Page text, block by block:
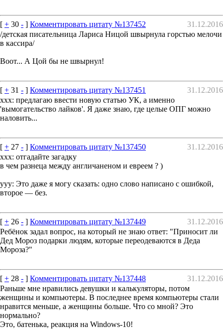
[ + 30 - ] Комментировать цитату №137452
31.12.2016
/детская писательница Лариса Ницой швырнула горстью мелочи
в кассира/
Воот... А Цой бы не швырнул!
[ + 31 - ] Комментировать цитату №137451
31.12.2016
ххх: предлагаю ввести новую статью УК, а именно
'вымогательство лайков'. Я даже знаю, где целые ОПГ можно
наловить...
[ + 27 - ] Комментировать цитату №137450
31.12.2016
xxx: отгадайте загадку
в чем разнeца между англичанeном и евреем ? )
yyy: Это даже я могу сказать: одно слово написано с ошибкой,
второе — без.
[ + 26 - ] Комментировать цитату №137449
31.12.2016
Ребёнок задал вопрос, на который не знаю ответ: "Приносит ли
Дед Мороз подарки людям, которые переодеваются в Деда
Мороза?"
[ + 28 - ] Комментировать цитату №137448
31.12.2016
Раньше мне нравились девушки и калькуляторы, потом
женщины и компьютеры. В последнее время компьютеры стали
нравится меньше, а женщины больше. Что со мной? Это
нормально?
Это, батенька, реакция на Windows-10!